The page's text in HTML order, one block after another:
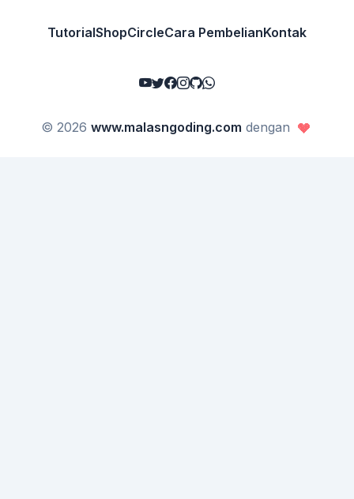
TutorialShopCircleCara PembelianKontak
© 2026 www.malasngoding.com dengan